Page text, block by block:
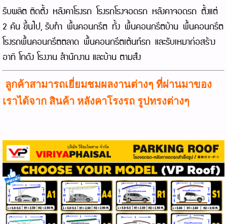
รับผลิต ติดตั้ง หลังคาโรงรถ โรงรถโรงจอดรถ หลังคาจอดรถตั้งแต่
2 คัน ขึ้นไป, รับทำ พื้นคอนกรีตทั้ง พื้นคอนกรีตบ้าน พื้นคอนกรีต
โรงรถพื้นคอนกรีตตลาด พื้นคอนกรีตเต้นท์รถและรับเหมาก่อสร้าง
อาทิ โกดัง โรงงาน สำนักงาน และบ้าน ตามส่ัง
ลูกค้าสามารถเยี่ยมชมผลงานต่างๆ ที่ผ่านมาของ
เราได้จาก สินค้า หลังคาโรงรถรูปทรงต่างๆ